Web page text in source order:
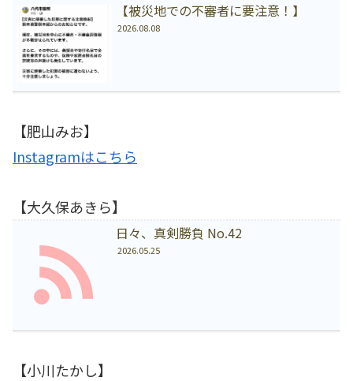
【被災地での不審者に要注意！】
2026.08.08
【肥山みお】
Instagramはこちら
【大久保あきら】
日々、真剣勝負 No.42
2026.05.25
【小川たかし】